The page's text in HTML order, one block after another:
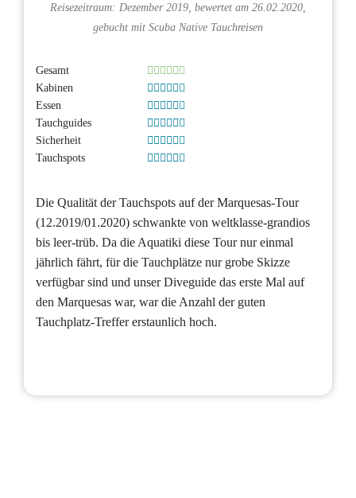
Reisezeitraum: Dezember 2019, bewertet am 26.02.2020,
gebucht mit Scuba Native Tauchreisen
Gesamt
Kabinen
Essen
Tauchguides
Sicherheit
Tauchspots
Die Qualität der Tauchspots auf der Marquesas-Tour
(12.2019/01.2020) schwankte von weltklasse-grandios
bis leer-trüb. Da die Aquatiki diese Tour nur einmal
jährlich fährt, für die Tauchplätze nur grobe Skizze
verfügbar sind und unser Diveguide das erste Mal auf
den Marquesas war, war die Anzahl der guten
Tauchplatz-Treffer erstaunlich hoch.